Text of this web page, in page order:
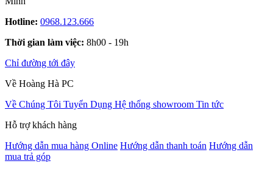
Hotline: 0968.123.666
Thời gian làm việc: 8h00 - 19h
Chỉ đường tới đây
Về Hoàng Hà PC
Về Chúng Tôi Tuyển Dụng Hệ thống showroom Tin tức
Hỗ trợ khách hàng
Hướng dẫn mua hàng Online Hướng dẫn thanh toán Hướng dẫn
mua trả góp